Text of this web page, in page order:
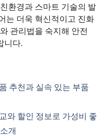
환경과 스마트 기술의 발
는 더욱 혁신적이고 진화
관리법을 숙지해 안전
니다.
추천과 실속 있는 부품
와 할인 정보로 가성비 좋
개